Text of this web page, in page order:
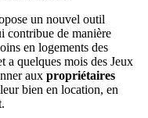
un nouvel outil
contribue de manière
en logements des
а quelques mois des Jeux
aux propriétaires
bien en location, en